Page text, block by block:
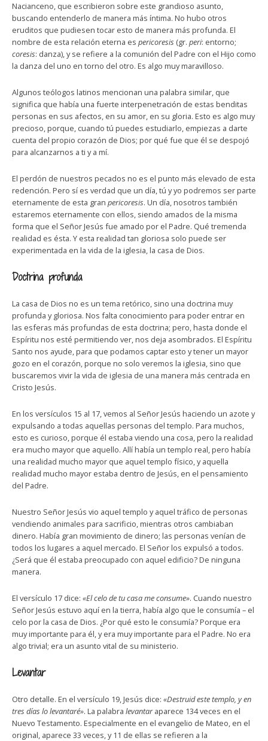
Nacianceno, que escribieron sobre este grandioso asunto,
buscando entenderlo de manera más íntima. No hubo otros
eruditos que pudiesen tocar esto de manera más profunda. El
nombre de esta relación eterna es pericoresis (gr. peri: entorno;
coresis: danza), y se refiere a la comunión del Padre con el Hijo como
la danza del uno en torno del otro. Es algo muy maravilloso.
Algunos teólogos latinos mencionan una palabra similar, que
significa que había una fuerte interpenetración de estas benditas
personas en sus afectos, en su amor, en su gloria. Esto es algo muy
precioso, porque, cuando tú puedes estudiarlo, empiezas a darte
cuenta del propio corazón de Dios; por qué fue que él se despojó
para alcanzarnos a ti y a mí.
El perdón de nuestros pecados no es el punto más elevado de esta
redención. Pero sí es verdad que un día, tú y yo podremos ser parte
eternamente de esta gran pericoresis. Un día, nosotros también
estaremos eternamente con ellos, siendo amados de la misma
forma que el Señor Jesús fue amado por el Padre. Qué tremenda
realidad es ésta. Y esta realidad tan gloriosa solo puede ser
experimentada en la vida de la iglesia, la casa de Dios.
Doctrina profunda
La casa de Dios no es un tema retórico, sino una doctrina muy
profunda y gloriosa. Nos falta conocimiento para poder entrar en
las esferas más profundas de esta doctrina; pero, hasta donde el
Espíritu nos esté permitiendo ver, nos deja asombrados. El Espíritu
Santo nos ayude, para que podamos captar esto y tener un mayor
gozo en el corazón, porque no solo veremos la iglesia, sino que
buscaremos vivir la vida de iglesia de una manera más centrada en
Cristo Jesús.
En los versículos 15 al 17, vemos al Señor Jesús haciendo un azote y
expulsando a todas aquellas personas del templo. Para muchos,
esto es curioso, porque él estaba viendo una cosa, pero la realidad
era mucho mayor que aquello. Allí había un templo real, pero había
una realidad mucho mayor que aquel templo físico, y aquella
realidad mucho mayor estaba dentro de Jesús, en el pensamiento
del Padre.
Nuestro Señor Jesús vio aquel templo y aquel tráfico de personas
vendiendo animales para sacrificio, mientras otros cambiaban
dinero. Había gran movimiento de dinero; las personas venían de
todos los lugares a aquel mercado. El Señor los expulsó a todos.
¿Será que él estaba preocupado con aquel edificio? De ninguna
manera.
El versículo 17 dice: «El celo de tu casa me consume». Cuando nuestro
Señor Jesús estuvo aquí en la tierra, había algo que le consumía – el
celo por la casa de Dios. ¿Por qué esto le consumía? Porque era
muy importante para él, y era muy importante para el Padre. No era
algo trivial; era un asunto vital de su ministerio.
Levantar
Otro detalle. En el versículo 19, Jesús dice: «Destruid este templo, y en
tres días lo levantaré». La palabra levantaraparece 134 veces en el
Nuevo Testamento. Especialmente en el evangelio de Mateo, en el
original, aparece 33 veces, y 11 de ellas se refieren a la